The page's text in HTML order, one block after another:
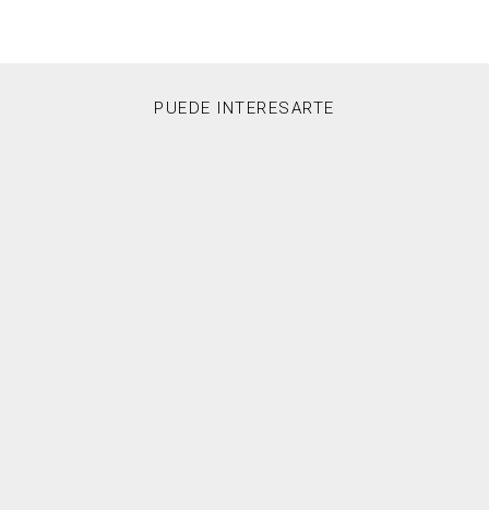
PUEDE INTERESARTE